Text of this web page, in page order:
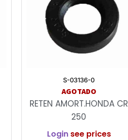
S-03136-0
AGOTADO
RETEN AMORT.HONDA CR
250
Loginsee prices